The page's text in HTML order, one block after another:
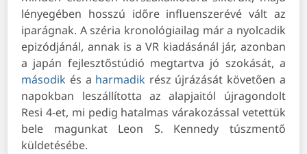
lényegében hosszú időre influenszerévé vált az
iparágnak. A széria kronológiailag már a nyolcadik
epizódjánál, annak is a VR kiadásánál jár, azonban
a japán fejlesztőstúdió megtartva jó szokását, a
második és a harmadik rész újrázását követően a
napokban leszállította az alapjaitól újragondolt
Resi 4-et, mi pedig hatalmas várakozással vetettük
bele magunkat Leon S. Kennedy túszmentő
küldetésébe.